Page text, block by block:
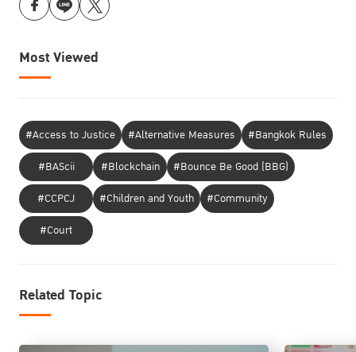
Most Viewed
#Access to Justice #Alternative Measures
#Bangkok Rules
#BAScii
#Blockchain
#Bounce Be Good (BBG)
#CCPCJ
#Children and Youth
#Community
#Court
Related Topic